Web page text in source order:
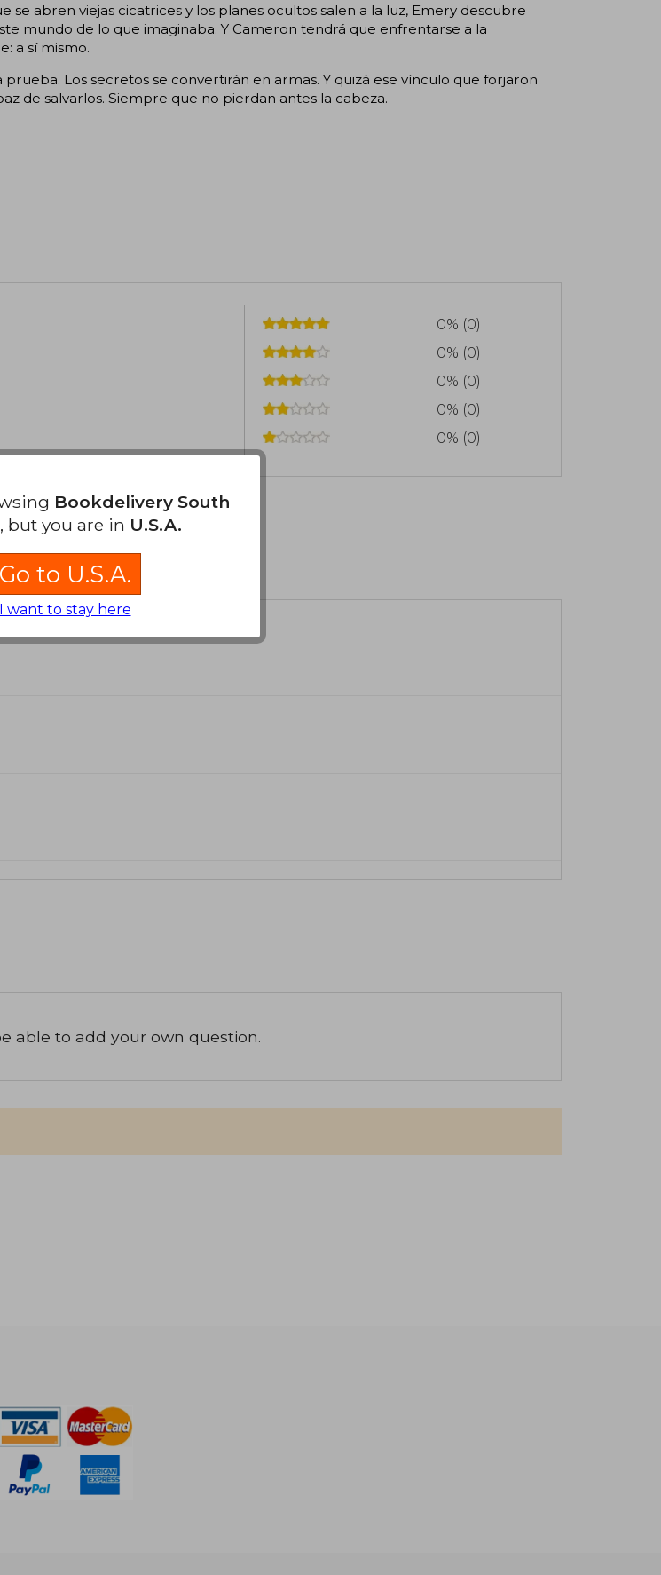
se abren viejas cicatrices y los planes ocultos salen a la luz, Emery descubre
mundo de lo que imaginaba. Y Cameron tendrá que enfrentarse a la
a sí mismo.
prueba. Los secretos se convertirán en armas. Y quizá ese vínculo que forjaron
de salvarlos. Siempre que no pierdan antes la cabeza.
0% (0)
0% (0)
0% (0)
0% (0)
0% (0)
able to add your own question.
Bookdelivery South
, but you are in U.S.A.
Go to U.S.A.
I want to stay here